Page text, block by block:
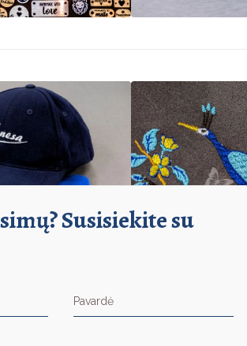
Susisiekite su